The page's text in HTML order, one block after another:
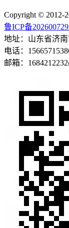
Copyright © 2012-
鲁ICP备
地址：山东省济
电话：
邮箱：